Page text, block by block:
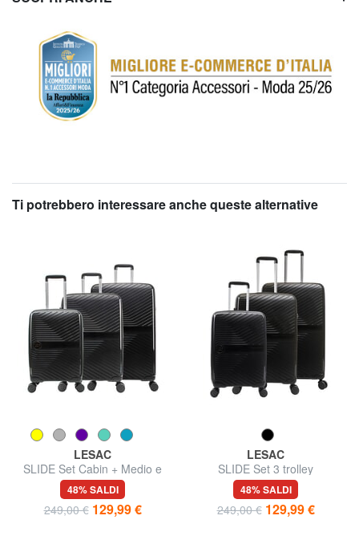
Ti potrebbero interessare anche queste alternative
LESAC
SLIDE Set Cabin + Medio e
Grande espandibili,
ultraresistenti
48% SALDI
249,00 € 129,99 €
LESAC
SLIDE Set 3 trolley
ultraresistenti: cabin+medio e
grande espandibili
48% SALDI
249,00 € 129,99 €